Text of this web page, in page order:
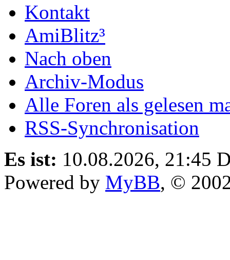
Kontakt
AmiBlitz³
Nach oben
Archiv-Modus
Alle Foren als gelesen
RSS-Synchronisation
Es ist: 10.08.2026, 21:45
Powered by MyBB, ©